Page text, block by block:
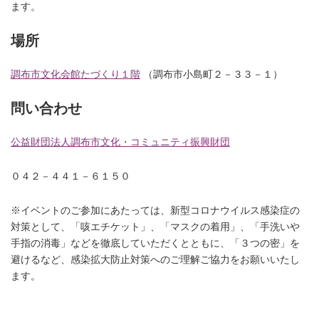
ます。
場所
調布市文化会館たづくり１階 （調布市小島町２－３３－１）
問い合わせ
公益財団法人調布市文化・コミュニティ振興財団
０４２－４４１－６１５０
※イベントのご参加にあたっては、新型コロナウイルス感染症の
対策として、「咳エチケット」、「マスクの着用」、「手洗いや
手指の消毒」などを徹底していただくとともに、「３つの密」を
避けるなど、感染拡大防止対策へのご理解ご協力をお願いいたし
ます。